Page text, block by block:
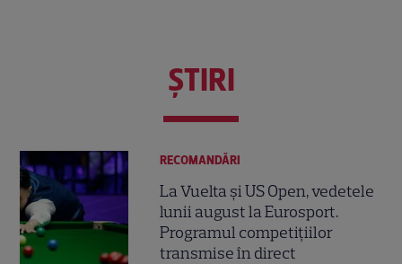
ŞTIRI
RECOMANDĂRI
La Vuelta și US Open, vedetele
lunii august la Eurosport.
Programul competițiilor
transmise în direct